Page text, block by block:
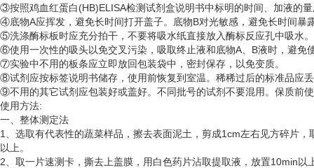
③按照鸡血红蛋白(HB)ELISA检测试剂盒说明书中标明的时间、加液的
④底物A应挥发，避免长时间打开盖子。底物B对光敏感，避免长时间暴
⑤洗涤酶标板时应充分拍干，不要将吸水纸直接放入酶标反应孔中吸水。
⑥使用一次性的吸头以免交叉污染，吸取终止液和底物A、B液时，避免
⑦实验中不用的板条应立即放回包装袋中，密封保存，以免变质。
⑧试剂应按标签说明书储存，使用前恢复到室温。稀稀过后的标准品应
⑨不用的其它试剂应包装好或盖好。不同批号的试剂不要混用。保质前
使用方法:
一、整体测定法
1、选取有代表性的蔬菜样品，擦去表面泥土，剪成1cm左右见方碎片
以上。
2、取一片速测卡，撕去上盖膜，用白色药片沾取提取液，放置10min